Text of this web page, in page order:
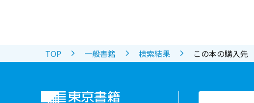
TOP 一般書籍 検索結果 この本の購入先